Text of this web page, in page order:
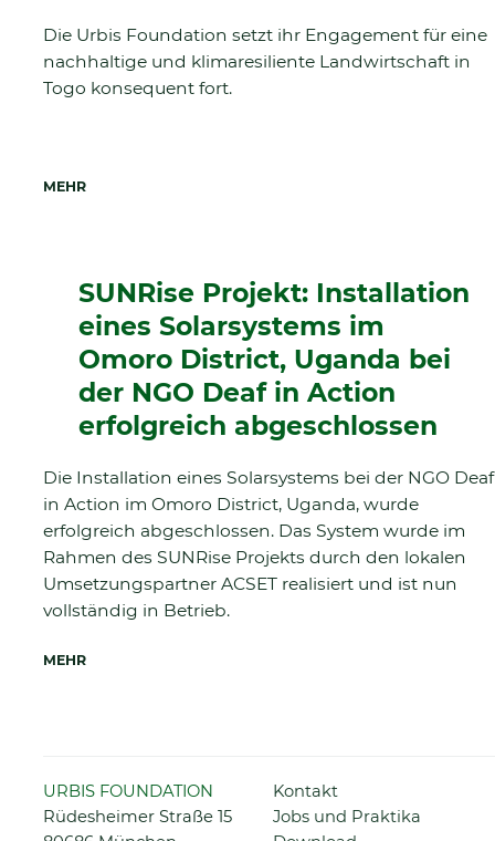
Die Urbis Foundation setzt ihr Engagement für eine
nachhaltige und klimaresiliente Landwirtschaft in
Togo konsequent fort.
MEHR
SUNRise Projekt: Installation
eines Solarsystems im
Omoro District, Uganda bei
der NGO Deaf in Action
erfolgreich abgeschlossen
Die Installation eines Solarsystems bei der NGO Deaf
in Action im Omoro District, Uganda, wurde
erfolgreich abgeschlossen. Das System wurde im
Rahmen des SUNRise Projekts durch den lokalen
Umsetzungspartner ACSET realisiert und ist nun
vollständig in Betrieb.
MEHR
URBIS FOUNDATION
Rüdesheimer Straße 15
Navigation
überspringen
Kontakt
Jobs und Praktika